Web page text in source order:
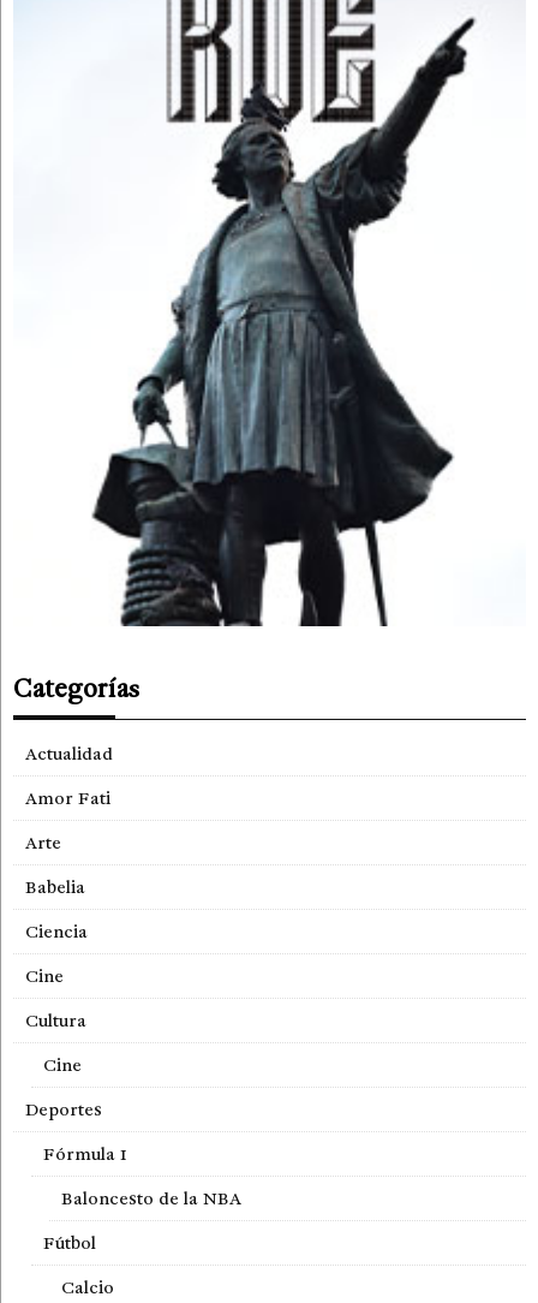
Categorías
Actualidad
Amor Fati
Arte
Babelia
Ciencia
Cine
Cultura
Cine
Deportes
Fórmula 1
Baloncesto de la NBA
Fútbol
Calcio